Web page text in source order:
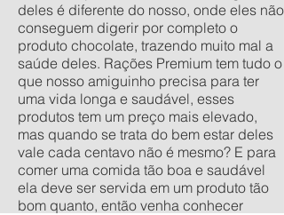
deles é diferente do nosso, onde eles não
conseguem digerir por completo o
produto chocolate, trazendo muito mal a
saúde deles. Rações Premium tem tudo o
que nosso amiguinho precisa para ter
uma vida longa e saudável, esses
produtos tem um preço mais elevado,
mas quando se trata do bem estar deles
vale cada centavo não é mesmo? E para
comer uma comida tão boa e saudável
ela deve ser servida em um produto tão
bom quanto, então venha conhecer